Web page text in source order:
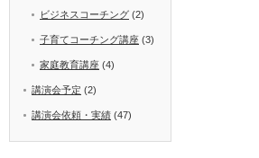
ビジネスコーチング (2)
子育てコーチング講座 (3)
家庭教育講座 (4)
講演会予定 (2)
講演会依頼・実績 (47)